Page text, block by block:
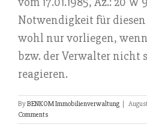
Notwendigkeit für
wohl nur vorliegen,
bzw. der Verwalter nicht
reagieren.
ByBENKOM Immobilienverwaltung
Comments